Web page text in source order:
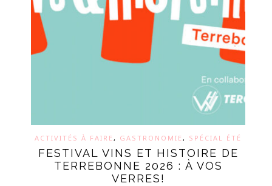
ACTIVITÉS À FAIRE, GASTRONOMIE, SPÉCIAL ÉTÉ
FESTIVAL VINS ET HISTOIRE DE
TERREBONNE 2026 : À VOS
VERRES!